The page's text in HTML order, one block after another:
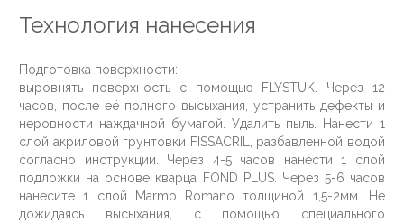
Технология нанесения
Подготовка поверхности:
выровнять поверхность с помощью FLYSTUK. Через 12
часов, после её полного высыхания, устранить дефекты и
неровности наждачной бумагой. Удалить пыль. Нанести 1
слой акриловой грунтовки FISSACRIL, разбавленной водой
согласно инструкции. Через 4-5 часов нанести 1 слой
подложки на основе кварца FOND PLUS. Через 5-6 часов
нанесите 1 слой Marmo Romano толщиной 1,5-2мм. Не
дожидаясь высыхания, с помощью специального